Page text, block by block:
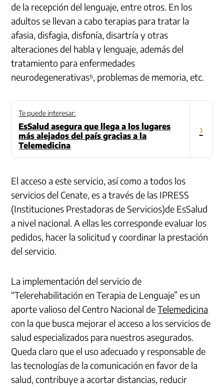
de la recepción del lenguaje, entre otros. En los
adultos se llevan a cabo terapias para tratar la
afasia, disfagia, disfonía, disartría y otras
alteraciones del habla y lenguaje, además del
tratamiento para enfermedades
neurodegenerativas⁵, problemas de memoria, etc.
Te puede interesar:
EsSalud asegura que llega a los lugares
más alejados del país gracias a la
Telemedicina
›
El acceso a este servicio, así como a todos los
servicios del Cenate, es a través de las IPRESS
(Instituciones Prestadoras de Servicios)de EsSalud
a nivel nacional. A ellas les corresponde evaluar los
pedidos, hacer la solicitud y coordinar la prestación
del servicio.
La implementación del servicio de
“Telerehabilitación en Terapia de Lenguaje” es un
aporte valioso del Centro Nacional deTelemedicina
con la que busca mejorar el acceso a los servicios de
salud especializados para nuestros asegurados.
Queda claro que el uso adecuado y responsable de
las tecnologías de la comunicación en favor de la
salud, contribuye a acortar distancias, reducir